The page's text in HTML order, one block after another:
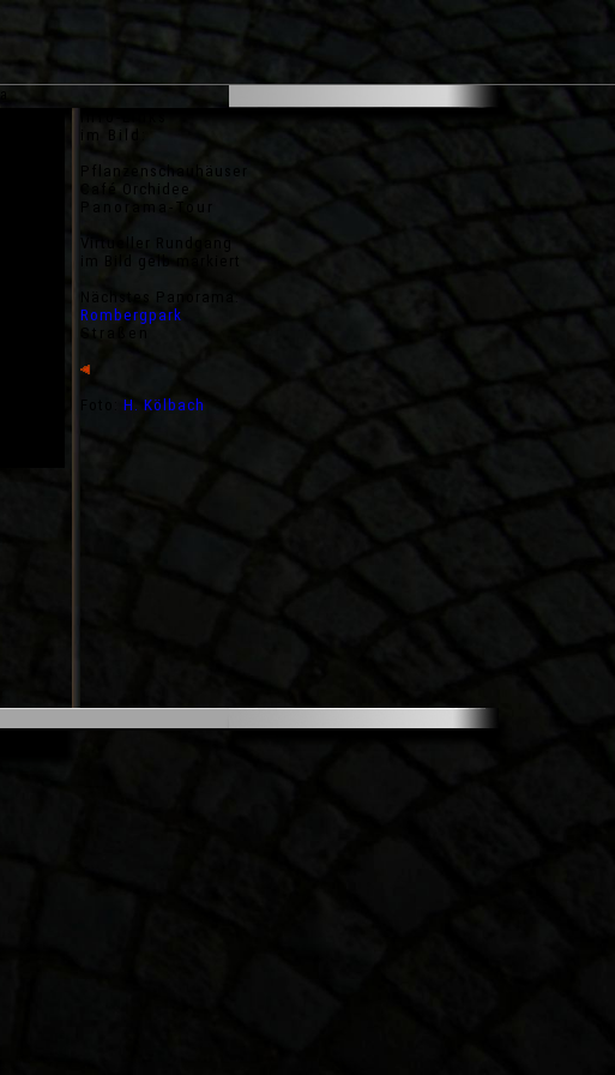
Pflanzenschauhäuser
Café Orchidee
Panorama-Tour
Virtueller Rundgang
Rombergpark
Straßen
H. Kölbach